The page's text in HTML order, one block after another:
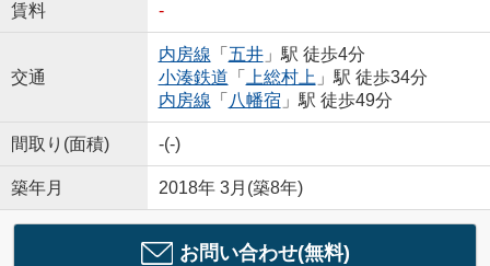
賃料 -
交通
内房線 「 五井」駅 徒歩4分
小湊鉄道 「 上総村上 」駅 徒歩34分
内房線 「 八幡宿 」駅 徒歩49分
間取り(面積) -(-)
築年月 2018年 3月(築8年)
お問い合わせ(無料)